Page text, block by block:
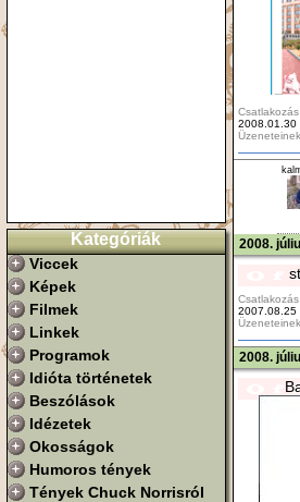
Kategóriák
Viccek
Képek
Filmek
Linkek
Programok
Idióta történetek
Beszólások
Idézetek
Okosságok
Humoros tények
Tények Chuck Norrisról
2008.01.30
2008.
2007.08.25
2008.